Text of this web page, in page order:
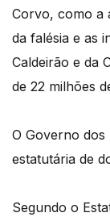
Corvo, como a
da falésia e as
Caldeirão e da
de 22 milhões
O Governo
estatutária de
Segundo o